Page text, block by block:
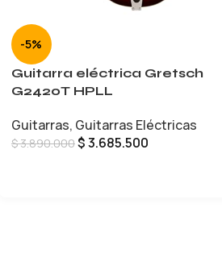
-5%
Guitarra eléctrica Gretsch
G2420T HPLL
Guitarras, Guitarras Eléctricas
$3.890.000$3.685.500